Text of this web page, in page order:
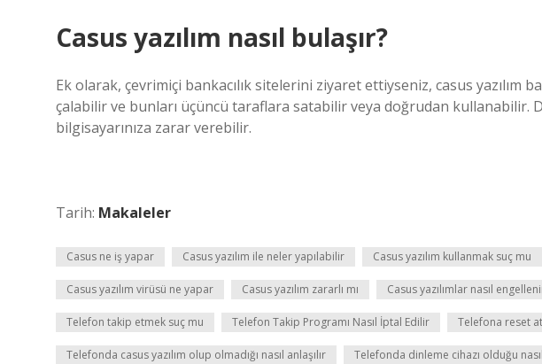
Casus yazılım nasıl bulaşır?
Ek olarak, çevrimiçi bankacılık sitelerini ziyaret ettiyseniz, casus yazılım
çalabilir ve bunları üçüncü taraflara satabilir veya doğrudan kullanabilir.
bilgisayarınıza zarar verebilir.
Tarih: Makaleler
Casus ne iş yapar Casus yazılım ile neler yapılabilir Casus yazılım kullanmak suç mu
Casus yazılım virüsü ne yapar Casus yazılım zararlı mı Casus yazılımlar nasıl
Telefon takip etmek suç mu Telefon Takip Programı Nasıl İptal Edilir Telefona reset
Telefonda casus yazılım olup olmadığı nasıl anlaşılır Telefonda dinleme cihazı olduğu